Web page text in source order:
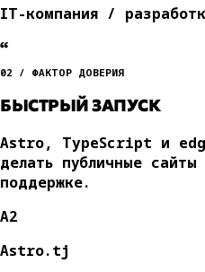
IT-компания /
“
02 / ФАКТОР ДОВЕРИЯ
БЫСТРЫЙ ЗАПУСК
Astro, TypeScript и
делать публичные
поддержке.
A2
Astro.tj